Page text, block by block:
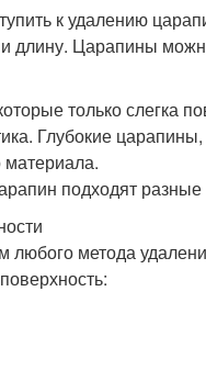
к удалению
и длину. Царапины
только слегка
Глубокие
материала.
подходят
любого метода